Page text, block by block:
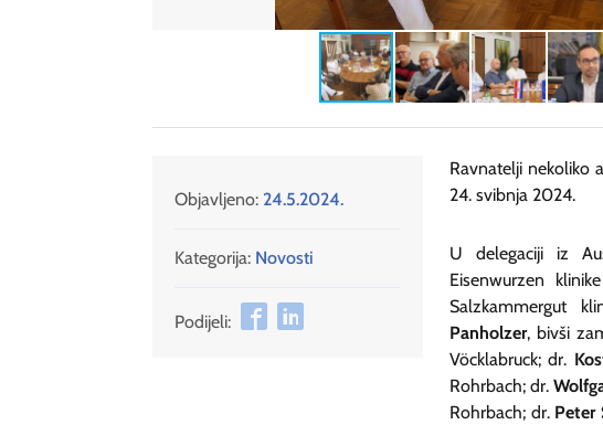
Objavljeno: 24.5.2024.
Kategorija: Novosti
Podijeli:
Ravnatelji nekoliko
24. svibnja 2024.
U delegaciji iz
Eisenwurzen
Salzkammergut
Panholzer, bivši
Vöcklabruck; dr.
Rohrbach; dr.
Rohrbach; dr. Peter